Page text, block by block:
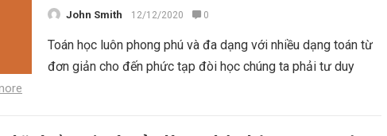
John Smith 12/12/2020 0
Toán học luôn phong phú và đa dạng với nhiều dạng toán từ
đơn giản cho đến phức tạp đòi học chúng ta phải tư duy